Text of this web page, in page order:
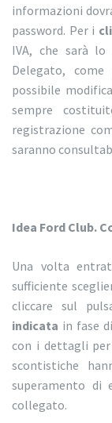
informazioni
password. Per i
IVA, che sarà lo
Delegato,
possibile
sempre
registrazione
saranno
Idea Ford Club.
Una volta
sufficiente
cliccare sul
indicata in fase
con i dettagli
scontistiche
superamento di
collegato.